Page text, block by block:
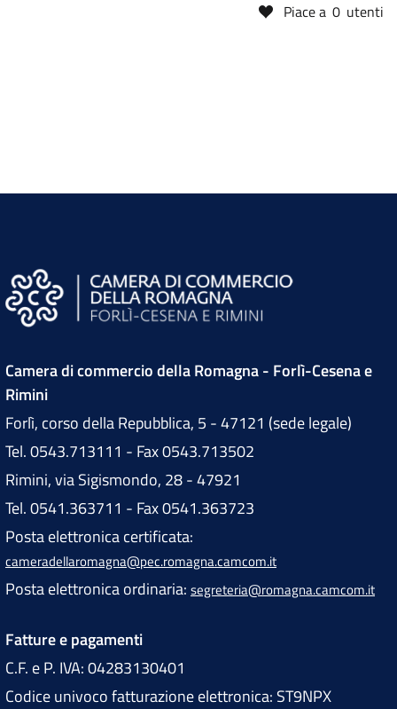
Piace a 0 utenti
Camera di commercio della Romagna - Forlì-Cesena e
Rimini
Forlì, corso della Repubblica, 5 - 47121 (sede legale)
Tel. 0543.713111 - Fax 0543.713502
Rimini, via Sigismondo, 28 - 47921
Tel. 0541.363711 - Fax 0541.363723
Posta elettronica certificata:
cameradellaromagna@pec.romagna.camcom.it
Posta elettronica ordinaria: segreteria@romagna.camcom.it
Fatture e pagamenti
C.F. e P. IVA: 04283130401
Codice univoco fatturazione elettronica: ST9NPX